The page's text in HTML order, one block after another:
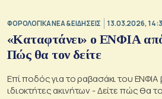
ΦΟΡΟΛΟΓΙΚΑ ΝΕΑ & EΙΔΗΣΕΙΣ 13.03.2026,
«Καταφτάνει» ο ΕΝΦΙΑ
Πώς θα τον δείτε
Επί ποδός για το ραβασάκι του ΕΝΦΙΑ
ιδιοκτήτες ακινήτων - Δείτε πώς θα